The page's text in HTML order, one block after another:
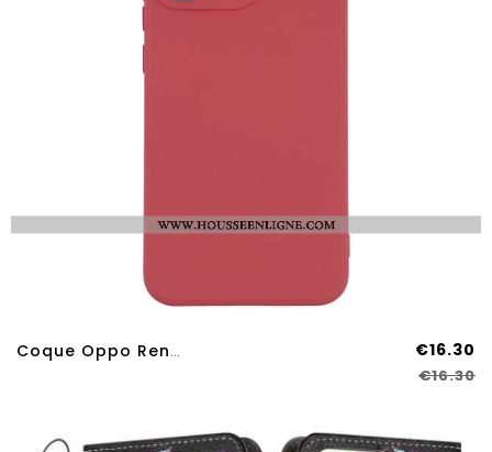
Coque Oppo Reno 14 Pro 5G Silicone €16.30
€16.30